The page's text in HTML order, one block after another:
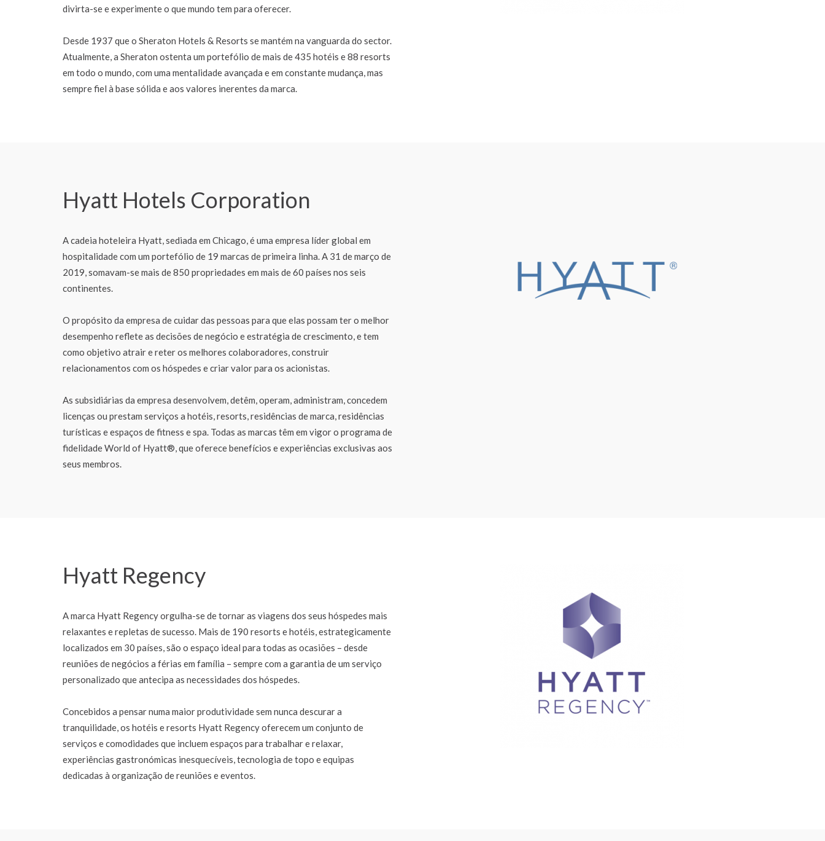
divirta-se e experimente o que mundo tem para oferecer.
Desde 1937 que o Sheraton Hotels & Resorts se mantém na vanguarda do sector.
Atualmente, a Sheraton ostenta um portefólio de mais de 435 hotéis e 88 resorts
em todo o mundo, com uma mentalidade avançada e em constante mudança, mas
sempre fiel à base sólida e aos valores inerentes da marca.
Hyatt Hotels Corporation
A cadeia hoteleira Hyatt, sediada em Chicago, é uma empresa líder global em
hospitalidade com um portefólio de 19 marcas de primeira linha. A 31 de março de
2019, somavam-se mais de 850 propriedades em mais de 60 países nos seis
continentes.
O propósito da empresa de cuidar das pessoas para que elas possam ter o melhor
desempenho reflete as decisões de negócio e estratégia de crescimento, e tem
como objetivo atrair e reter os melhores colaboradores, construir
relacionamentos com os hóspedes e criar valor para os acionistas.
As subsidiárias da empresa desenvolvem, detêm, operam, administram, concedem
licenças ou prestam serviços a hotéis, resorts, residências de marca, residências
turísticas e espaços de fitness e spa. Todas as marcas têm em vigor o programa de
fidelidade World of Hyatt®, que oferece benefícios e experiências exclusivas aos
seus membros.
Hyatt Regency
A marca Hyatt Regency orgulha-se de tornar as viagens dos seus hóspedes mais
relaxantes e repletas de sucesso. Mais de 190 resorts e hotéis, estrategicamente
localizados em 30 países, são o espaço ideal para todas as ocasiões – desde
reuniões de negócios a férias em família – sempre com a garantia de um serviço
personalizado que antecipa as necessidades dos hóspedes.
Concebidos a pensar numa maior produtividade sem nunca descurar a
tranquilidade, os hotéis e resorts Hyatt Regency oferecem um conjunto de
serviços e comodidades que incluem espaços para trabalhar e relaxar,
experiências gastronómicas inesquecíveis, tecnologia de topo e equipas
dedicadas à organização de reuniões e eventos.